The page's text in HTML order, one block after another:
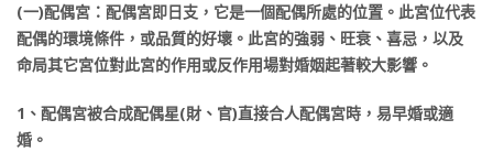
(一)配偶宮：配偶宮即日支，它是一個配偶所處的位置。此宮位代表
配偶的環境條件，或品質的好壞。此宮的強弱、旺衰、喜忌，以及
命局其它宮位對此宮的作用或反作用場對婚姻起著較大影響。
1、配偶宮被合成配偶星(財、官)直接合人配偶宮時，易早婚或適
婚。